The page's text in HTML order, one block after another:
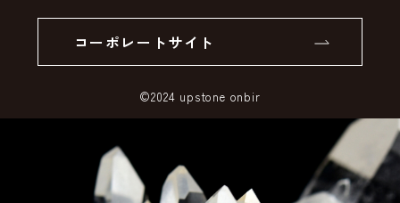
SSLサーバー証明書とは
コーポレートサイト
©2024 upstone onbir